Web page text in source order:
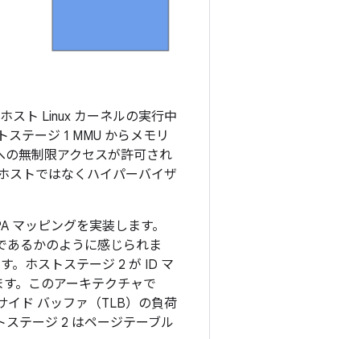
スト Linux カーネルの実行中
テージ 1 MMU からメモリ
無制限アクセスが許可され
ストではなくハイパーバイザ
マッピングを実装します。
あるかのように感じられま
。ホストステージ 2 が ID マ
。このアーキテクチャで
イド バッファ（TLB）の負荷
テージ 2 はページテーブル